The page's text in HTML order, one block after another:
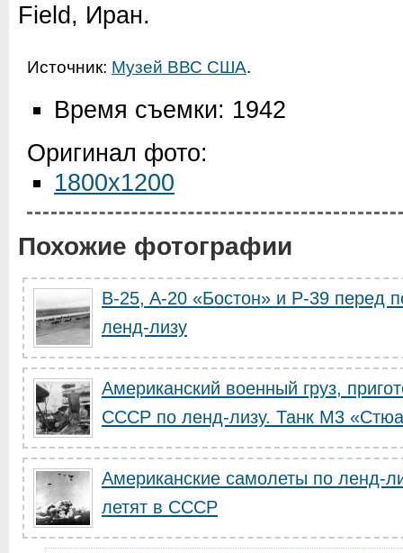
Field, Иран.
Источник: Музей ВВС США.
Время съемки: 1942
Оригинал фото:
1800x1200
Похожие фотографии
B-25, A-20 «Бостон» и P-39 перед
ленд-лизу
Американский военный груз,
СССР по ленд-лизу. Танк М3
Американские самолеты по ленд-
летят в СССР